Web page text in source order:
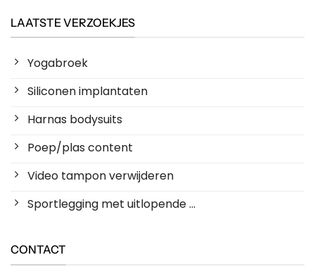
LAATSTE VERZOEKJES
Yogabroek
Siliconen implantaten
Harnas bodysuits
Poep/plas content
Video tampon verwijderen
Sportlegging met uitlopende ...
CONTACT